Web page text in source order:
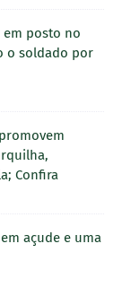
posto no
o soldado por
Confira
açude e uma